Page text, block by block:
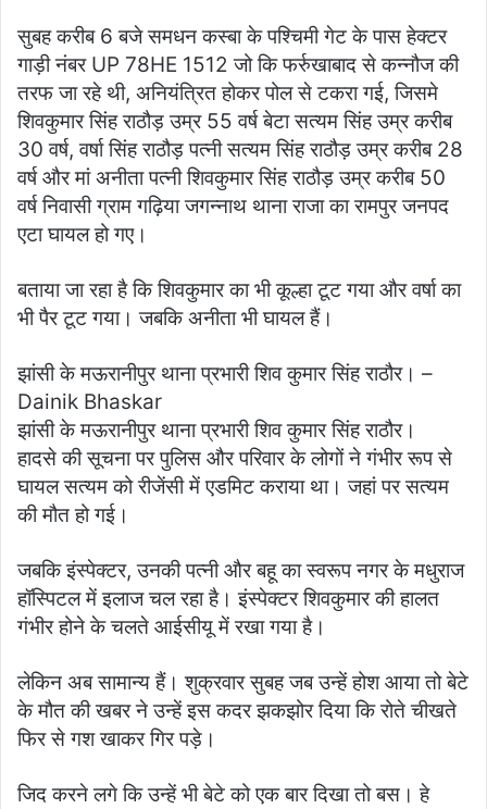
सुबह करीब 6 बजे समधन कस्बा के पश्चिमी गेट के पास हेक्टर
गाड़ी नंबर UP 78HE 1512 जो कि फर्रुखाबाद से कन्नौज की
तरफ जा रहे थी, अनियंत्रित होकर पोल से टकरा गई, जिसमे
शिवकुमार सिंह राठौड़ उम्र 55 वर्ष बेटा सत्यम सिंह उम्र करीब
30 वर्ष, वर्षा सिंह राठौड़ पत्नी सत्यम सिंह राठौड़ उम्र करीब 28
वर्ष और मां अनीता पत्नी शिवकुमार सिंह राठौड़ उम्र करीब 50
वर्ष निवासी ग्राम गढ़िया जगन्नाथ थाना राजा का रामपुर जनपद
एटा घायल हो गए।
बताया जा रहा है कि शिवकुमार का भी कूल्हा टूट गया और वर्षा का
भी पैर टूट गया। जबकि अनीता भी घायल हैं।
झांसी के मऊरानीपुर थाना प्रभारी शिव कुमार सिंह राठौर। –
Dainik Bhaskar
झांसी के मऊरानीपुर थाना प्रभारी शिव कुमार सिंह राठौर।
हादसे की सूचना पर पुलिस और परिवार के लोगों ने गंभीर रूप से
घायल सत्यम को रीजेंसी में एडमिट कराया था। जहां पर सत्यम
की मौत हो गई।
जबकि इंस्पेक्टर, उनकी पत्नी और बहू का स्वरूप नगर के मधुराज
हॉस्पिटल में इलाज चल रहा है। इंस्पेक्टर शिवकुमार की हालत
गंभीर होने के चलते आईसीयू में रखा गया है।
लेकिन अब सामान्य हैं। शुक्रवार सुबह जब उन्हें होश आया तो बेटे
के मौत की खबर ने उन्हें इस कदर झकझोर दिया कि रोते चीखते
फिर से गश खाकर गिर पड़े।
जिद करने लगे कि उन्हें भी बेटे को एक बार दिखा तो बस। हे